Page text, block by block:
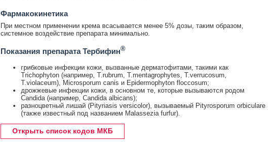
Фармакокинетика
При местном применении крема всасывается менее 5% дозы, таким образом,
системное воздействие препарата минимально.
Показания препарата Тербифин®
грибковые инфекции кожи, вызванные дерматофитами, такими как
Trichophyton (например, T.rubrum, T.mentagrophytes, T.verrucosum,
T.violaceum), Microsporum canis и Epidermophyton floccosum;
дрожжевые инфекции кожи, в основном те, которые вызываются родом
Candida (например, Candida albicans);
разноцветный лишай (Pityriasis versicolor), вызываемый Pityrosporum orbiculare
(также известный под названием Malassezia furfur).
Открыть список кодов МКБ